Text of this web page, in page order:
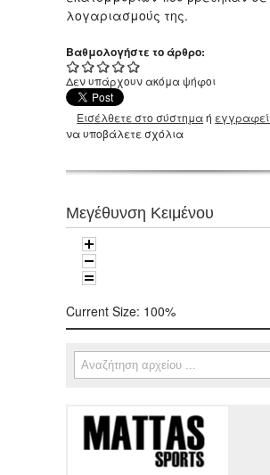
λογαριασμούς της.
Βαθμολογήστε το άρθρο:
Δεν υπάρχουν ακόμα ψήφοι
Εισέλθετε στο σύστημαή
να υποβάλετε σχόλια
Μεγέθυνση Κειμένου
Current Size: 100%
Φόρμα αναζήτησης
Αναζήτηση